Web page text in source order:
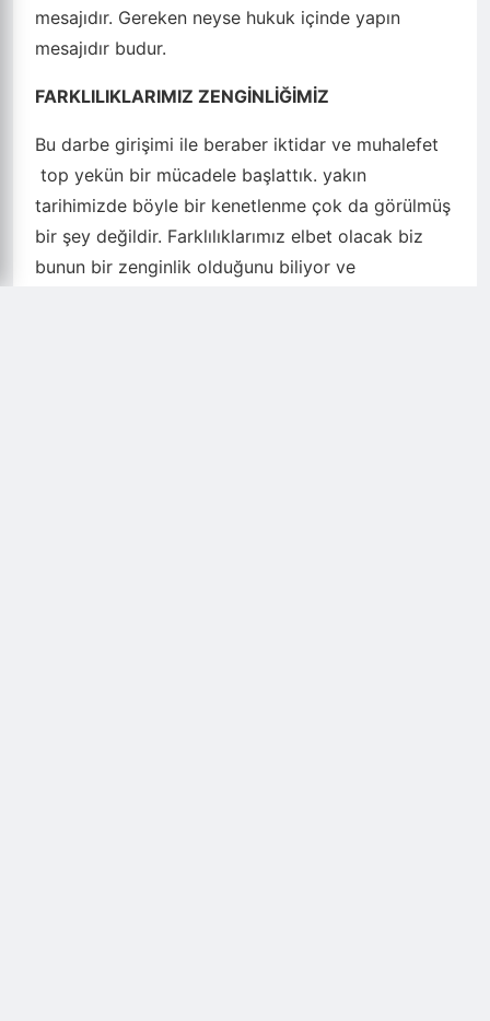
mesajıdır. Gereken neyse hukuk içinde yapın
mesajıdır budur.
FARKLILIKLARIMIZ ZENGİNLİĞİMİZ
Bu darbe girişimi ile beraber iktidar ve muhalefet
top yekün bir mücadele başlattık. yakın
tarihimizde böyle bir kenetlenme çok da görülmüş
bir şey değildir. Farklılıklarımız elbet olacak biz
bunun bir zenginlik olduğunu biliyor ve